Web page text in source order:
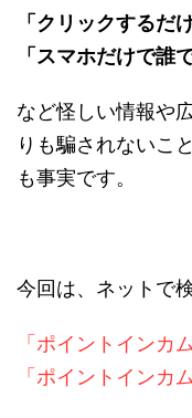
「クリックするだ
「スマホだけで誰
など怪しい情報や
りも騙されないこ
も事実です。
今回は、ネットで
「ポイントインカ
「ポイントインカ